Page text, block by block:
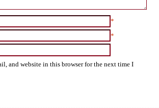
*
*
and website in this browser for the next time I